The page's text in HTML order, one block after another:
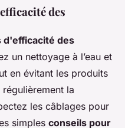
des
d'efficacité des
un nettoyage à l’eau et
en évitant les produits
la
les câblages pour
simples conseils pour